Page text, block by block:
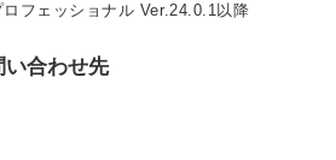
フェッショナル Ver.24.0.1以降
い合わせ先